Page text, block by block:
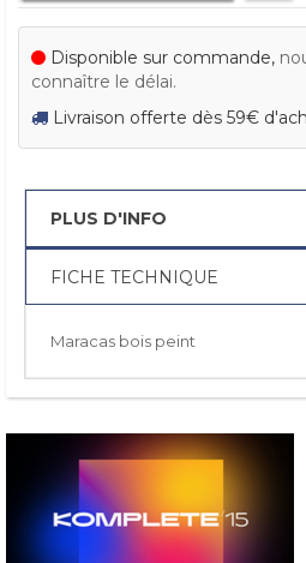
Disponible sur commande,
connaître le délai.
Livraison offerte dès 59€
PLUS D'INFO
FICHE TECHNIQUE
Maracas bois peint